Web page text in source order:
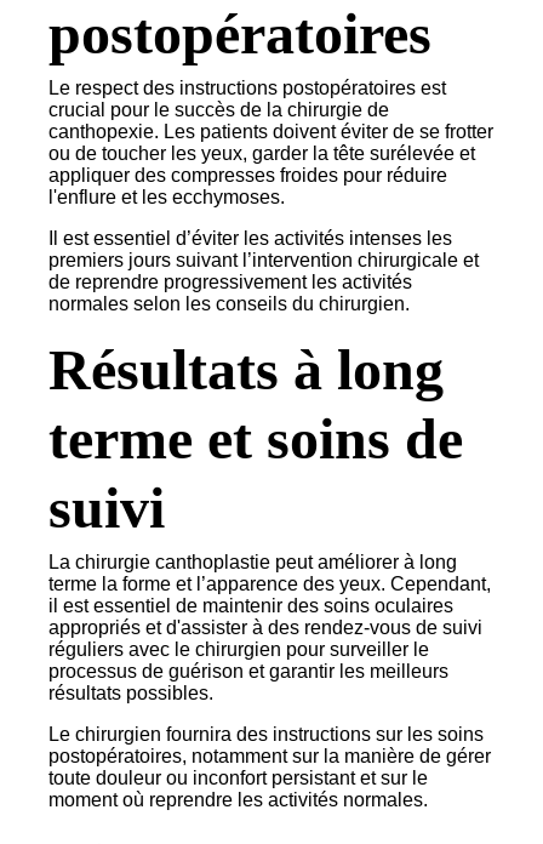
postopératoires
Le respect des instructions postopératoires est
crucial pour le succès de la chirurgie de
canthopexie. Les patients doivent éviter de se frotter
ou de toucher les yeux, garder la tête surélevée et
appliquer des compresses froides pour réduire
l'enflure et les ecchymoses.
Il est essentiel d’éviter les activités intenses les
premiers jours suivant l’intervention chirurgicale et
de reprendre progressivement les activités
normales selon les conseils du chirurgien.
Résultats à long
terme et soins de
suivi
La chirurgie canthoplastie peut améliorer à long
terme la forme et l’apparence des yeux. Cependant,
il est essentiel de maintenir des soins oculaires
appropriés et d'assister à des rendez-vous de suivi
réguliers avec le chirurgien pour surveiller le
processus de guérison et garantir les meilleurs
résultats possibles.
Le chirurgien fournira des instructions sur les soins
postopératoires, notamment sur la manière de gérer
toute douleur ou inconfort persistant et sur le
moment où reprendre les activités normales.